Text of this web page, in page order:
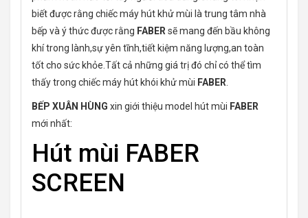
biết được rằng chiếc máy hút khử mùi là trung tâm nhà
bếp và ý thức được rằng FABER sẽ mang đến bầu không
khí trong lành,sự yên tĩnh,tiết kiệm năng lượng,an toàn
tốt cho sức khỏe.Tất cả những giá trị đó chỉ có thể tìm
thấy trong chiếc máy hút khói khử mùi FABER
BẾP XUÂN HÙNG xin giới thiệu model hút mùi FABER
mới nhất:
Hút mùi FABER
SCREEN